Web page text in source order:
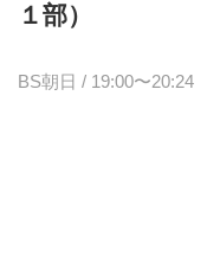
１部）
BS朝日 / 19:00〜20:24